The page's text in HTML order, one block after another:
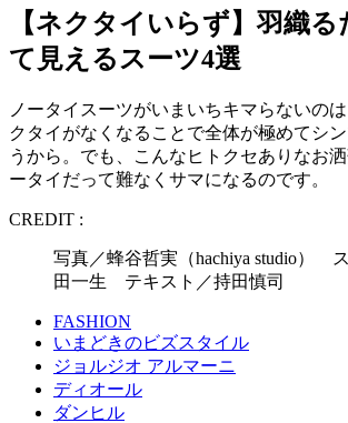
【ネクタイいらず】羽織
て見えるスーツ4選
ノータイスーツがいまいちキマらないの
クタイがなくなることで全体が極めてシ
うから。でも、こんなヒトクセありなお
ータイだって難なくサマになるのです。
CREDIT :
写真／蜂谷哲実（hachiya studio）
田一生 テキスト／持田慎司
FASHION
いまどきのビズスタイル
ジョルジオ アルマーニ
ディオール
ダンヒル